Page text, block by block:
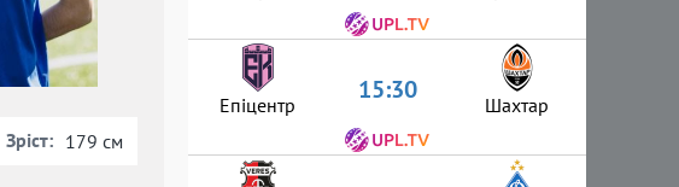
Зріст: 179 см
Епіцентр 15:30 Шахтар